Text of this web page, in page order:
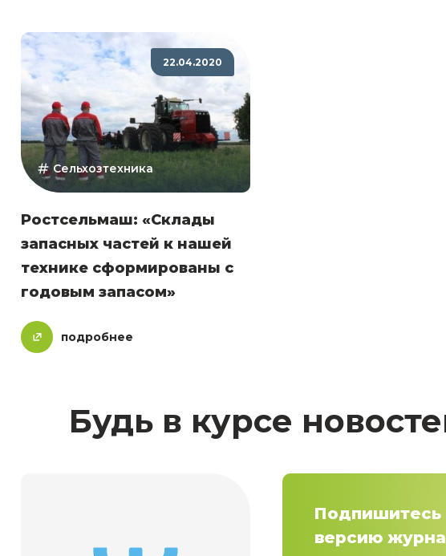
22.04.2020
Сельхозтехника
Ростсельмаш: «Склады
запасных частей к нашей
технике сформированы с
годовым запасом»
подробнее
Будь в курсе
Подпишитесь
версию